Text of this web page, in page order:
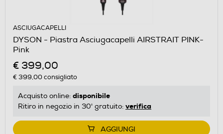
ASCIUGACAPELLI
DYSON - Piastra Asciugacapelli AIRSTRAIT PINK-
Pink
€ 399,00
€ 399,00consigliato
Acquisto online: disponibile
Ritiro in negozio in 30' gratuito: verifica
AGGIUNGI